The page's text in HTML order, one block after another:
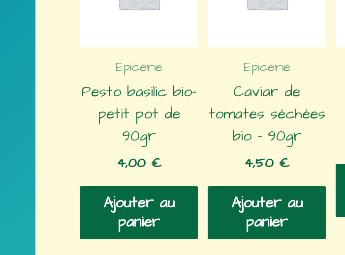
Epicerie
Pesto basilic bio-
petit pot de
90gr
4,00 €
Ajouter au
panier
Epicerie
Caviar de
tomates séchées
bio – 90gr
4,50 €
Ajouter au
panier